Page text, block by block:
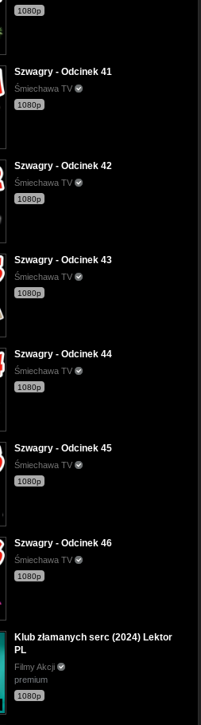
1080p
Szwagry - Odcinek 41
Śmiechawa TV
1080p
Szwagry - Odcinek 42
Śmiechawa TV
1080p
Szwagry - Odcinek 43
Śmiechawa TV
1080p
Szwagry - Odcinek 44
Śmiechawa TV
1080p
Szwagry - Odcinek 45
Śmiechawa TV
1080p
Szwagry - Odcinek 46
Śmiechawa TV
1080p
Klub złamanych serc (2024) Lektor
PL
Filmy Akcji
premium
1080p